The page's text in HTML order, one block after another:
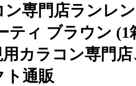
専門店ランレ
ィ ブラウン (1
カラコン専門
ト通販